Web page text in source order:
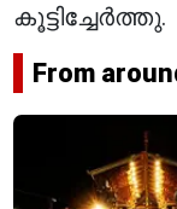
കൂട്ടിച്ചേർത്തു.
From